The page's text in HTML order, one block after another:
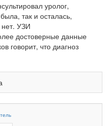
уролог,
так и осталась,
нет. УЗИ
достоверные данные
говорит, что диагноз